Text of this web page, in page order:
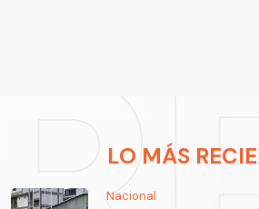
LO MÁS
Nacional